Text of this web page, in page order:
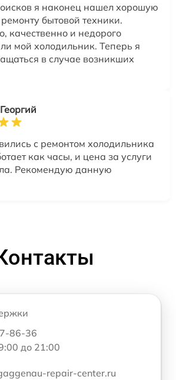
я наконец нашел хорошую
бытовой техники.
качественно и недорого
мой холодильник. Теперь я
в случае возникших
с ремонтом холодильника
как часы, и цена за услуги
Рекомендую данную
86-36
до 21:00
repair-center.ru